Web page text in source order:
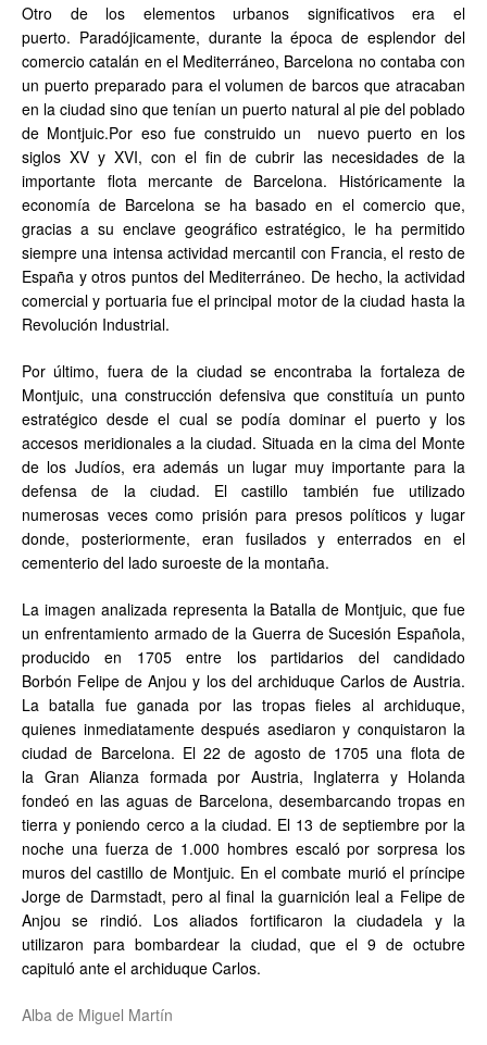
Otro de los elementos urbanos significativos era el
puerto. Paradójicamente, durante la época de esplendor del
comercio catalán en el Mediterráneo, Barcelona no contaba con
un puerto preparado para el volumen de barcos que atracaban
en la ciudad sino que tenían un puerto natural al pie del poblado
de Montjuic.Por eso fue construido un nuevo puerto en los
siglos XV y XVI, con el fin de cubrir las necesidades de la
importante flota mercante de Barcelona. Históricamente la
economía de Barcelona se ha basado en el comercio que,
gracias a su enclave geográfico estratégico, le ha permitido
siempre una intensa actividad mercantil con Francia, el resto de
España y otros puntos del Mediterráneo. De hecho, la actividad
comercial y portuaria fue el principal motor de la ciudad hasta la
Revolución Industrial.
Por último, fuera de la ciudad se encontraba la fortaleza de
Montjuic, una construcción defensiva que constituía un punto
estratégico desde el cual se podía dominar el puerto y los
accesos meridionales a la ciudad. Situada en la cima del Monte
de los Judíos, era además un lugar muy importante para la
defensa de la ciudad. El castillo también fue utilizado
numerosas veces como prisión para presos políticos y lugar
donde, posteriormente, eran fusilados y enterrados en el
cementerio del lado suroeste de la montaña.
La imagen analizada representa la Batalla de Montjuic, que fue
un enfrentamiento armado de la Guerra de Sucesión Española,
producido en 1705 entre los partidarios del candidado
Borbón Felipe de Anjou y los del archiduque Carlos de Austria.
La batalla fue ganada por las tropas fieles al archiduque,
quienes inmediatamente después asediaron y conquistaron la
ciudad de Barcelona. El 22 de agosto de 1705 una flota de
la Gran Alianza formada por Austria, Inglaterra y Holanda
fondeó en las aguas de Barcelona, desembarcando tropas en
tierra y poniendo cerco a la ciudad. El 13 de septiembre por la
noche una fuerza de 1.000 hombres escaló por sorpresa los
muros del castillo de Montjuic. En el combate murió el príncipe
Jorge de Darmstadt, pero al final la guarnición leal a Felipe de
Anjou se rindió. Los aliados fortificaron la ciudadela y la
utilizaron para bombardear la ciudad, que el 9 de octubre
capituló ante el archiduque Carlos.
Alba de Miguel Martín